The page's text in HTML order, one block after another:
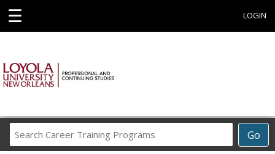
☰ LOGIN
Go
Career